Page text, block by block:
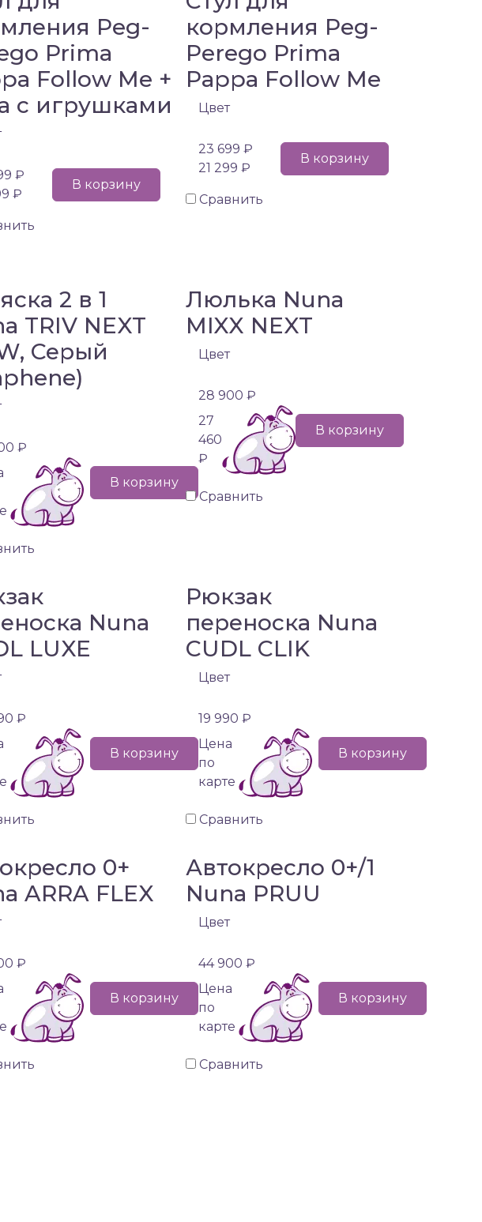
Peg-
Prima
Follow Me +
с игрушками
₽
₽
В корзину
кормления Peg-
Perego Prima
Pappa Follow Me
Цвет
23 699 ₽
21 299 ₽
В корзину
Сравнить
2 в 1
TRIV NEXT
Серый
₽
В корзину
Люлька Nuna
MIXX NEXT
Цвет
28 900 ₽
27
460
₽
В корзину
Сравнить
Nuna
LUXE
₽
В корзину
Рюкзак
переноска Nuna
CUDL CLIK
Цвет
19 990 ₽
Цена
по
карте
В корзину
Сравнить
0+
ARRA FLEX
₽
В корзину
Автокресло 0+/1
Nuna PRUU
Цвет
44 900 ₽
Цена
по
карте
В корзину
Сравнить